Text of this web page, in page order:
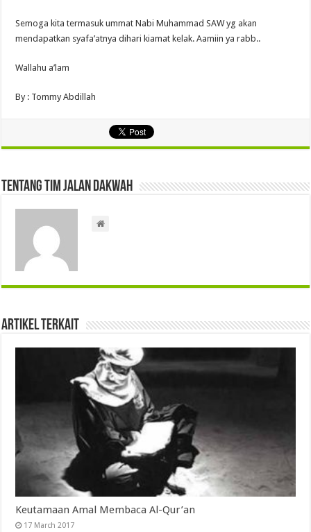
Semoga kita termasuk ummat Nabi Muhammad SAW yg akan
mendapatkan syafa’atnya dihari kiamat kelak. Aamiin ya rabb..
Wallahu a’lam
By : Tommy Abdillah
Tentang Tim Jalan Dakwah
Artikel Terkait
Keutamaan Amal Membaca Al-Qur’an
17 March 2017